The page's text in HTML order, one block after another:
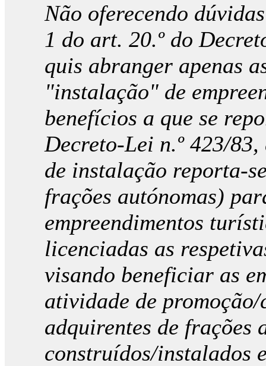
Não oferecendo
1 do art. 20.º do
quis abranger apenas
"instalação" de
benefícios a que se
Decreto-Lei n.º 423/
de instalação reporta-
frações autónomas)
empreendimentos
licenciadas as
visando beneficiar as
atividade de promoção/
adquirentes de frações
construídos/instalados